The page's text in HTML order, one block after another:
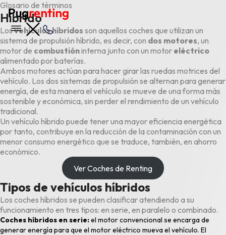
Glosario de términos
Híbrido
Losvehículos híbridos son aquellos coches que utilizan un
sistema de propulsión híbrido, es decir, con dos motores, un
motor de combustióninterna junto con un motor eléctrico
alimentado por baterías.
Ambos motores actúan para hacer girar las ruedas motrices del
vehículo. Los dos sistemas de propulsión se alternan para generar
energía, de esta manera el vehículo se mueve de una forma más
sostenible y económica, sin perder el rendimiento de un vehículo
tradicional.
Un vehículo híbrido puede tener una mayor eficiencia energética
por tanto, contribuye en la reducción de la contaminación con un
menor consumo energético que se traduce, también, en ahorro
económico.
Ver Coches de Renting
Tipos de vehículos híbridos
Los coches híbridos se pueden clasificar atendiendo a su
funcionamiento en tres tipos: en serie, en paralelo o combinado.
Coches híbridos en serie:el motor convencional se encarga de
generar energía para que el motor eléctrico mueva el vehículo. El